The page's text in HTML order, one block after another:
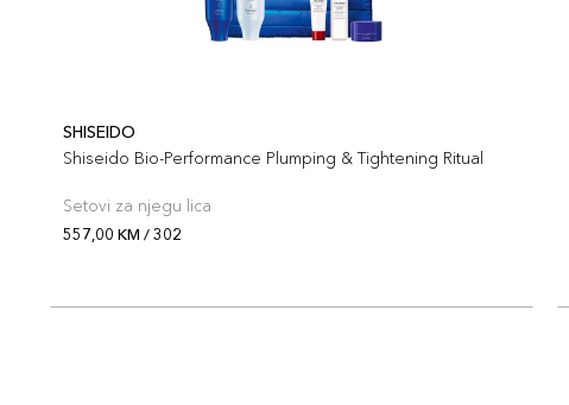
SHISEIDO
Shiseido Bio-Performance Plumping & Tightening Ritual
Setovi za njegu lica
557,00 KM / 302